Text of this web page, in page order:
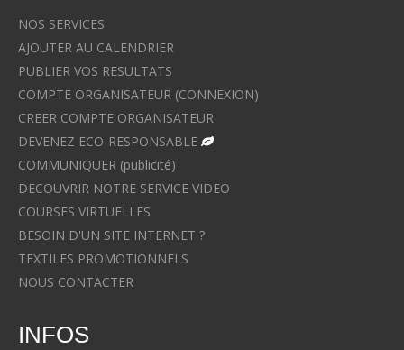
NOS SERVICES
AJOUTER AU CALENDRIER
PUBLIER VOS RESULTATS
COMPTE ORGANISATEUR (CONNEXION)
CREER COMPTE ORGANISATEUR
DEVENEZ ECO-RESPONSABLE
COMMUNIQUER (publicité)
DECOUVRIR NOTRE SERVICE VIDEO
COURSES VIRTUELLES
BESOIN D'UN SITE INTERNET ?
TEXTILES PROMOTIONNELS
NOUS CONTACTER
INFOS